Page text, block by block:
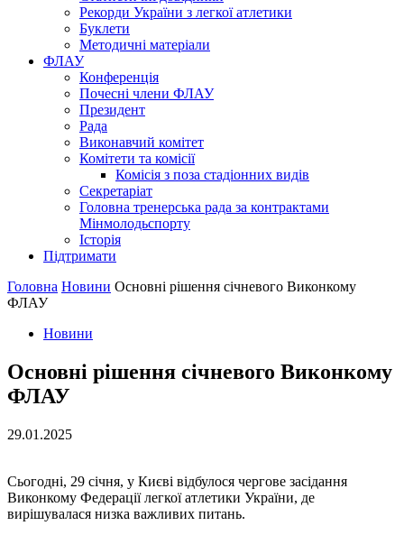
Рекорди України з легкої атлетики
Буклети
Методичні матеріали
ФЛАУ
Конференція
Почесні члени ФЛАУ
Президент
Рада
Виконавчий комітет
Комітети та комісії
Комісія з поза стадіонних видів
Секретаріат
Головна тренерська рада за контрактами
Мінмолодьспорту
Історія
Підтримати
Головна Новини Основні рішення січневого Виконкому
ФЛАУ
Новини
Основні рішення січневого Виконкому
ФЛАУ
29.01.2025
Сьогодні, 29 січня, у Києві відбулося чергове засідання
Виконкому Федерації легкої атлетики України, де
вирішувалася низка важливих питань.